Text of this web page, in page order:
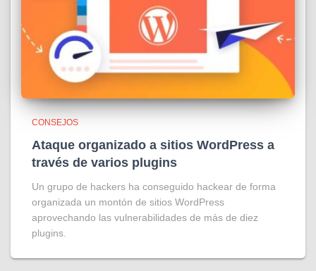
CONSEJOS
Ataque organizado a sitios WordPress a
través de varios plugins
Un grupo de hackers ha conseguido hackear de forma
organizada un montón de sitios WordPress
aprovechando las vulnerabilidades de más de diez
plugins.